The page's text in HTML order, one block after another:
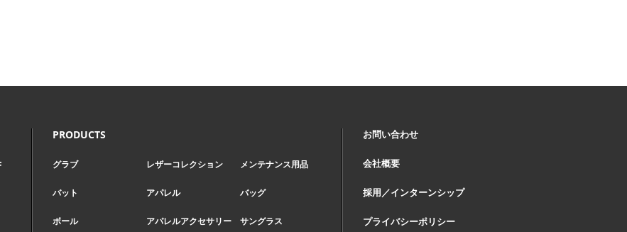
PRODUCTS
グラブ
バット
ボール
レザーコレクション
アパレル
アパレルアクセサリー
メンテナンス用品
バッグ
サングラス
お問い合わせ
会社概要
採用／インターンシップ
プライバシーポリシー